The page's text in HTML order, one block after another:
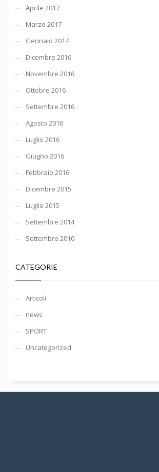
Aprile 2017
Marzo 2017
Gennaio 2017
Dicembre 2016
Novembre 2016
Ottobre 2016
Settembre 2016
Agosto 2016
Luglio 2016
Giugno 2016
Febbraio 2016
Dicembre 2015
Luglio 2015
Settembre 2014
Settembre 2010
CATEGORIE
Articoli
news
SPORT
Uncategorized